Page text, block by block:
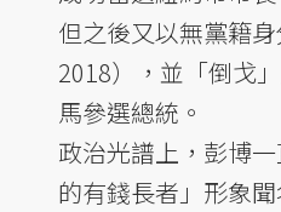
但之後又以無黨籍
2018），並「倒戈
馬參選總統。
政治光譜上，彭博
的有錢長者」形象